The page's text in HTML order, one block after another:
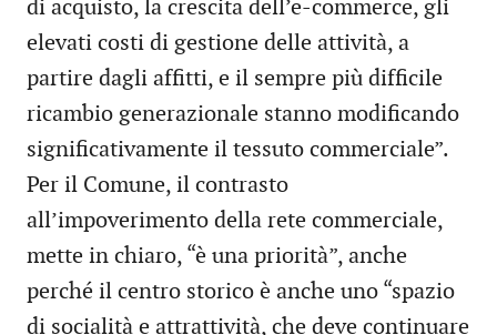
di acquisto, la crescita dell’e-commerce, gli
elevati costi di gestione delle attività, a
partire dagli affitti, e il sempre più difficile
ricambio generazionale stanno modificando
significativamente il tessuto commerciale”.
Per il Comune, il contrasto
all’impoverimento della rete commerciale,
mette in chiaro, “è una priorità”, anche
perché il centro storico è anche uno “spazio
di socialità e attrattività, che deve continuare